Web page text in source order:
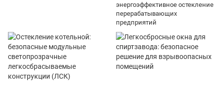
энергоэффективное остекление
перерабатывающих
предприятий